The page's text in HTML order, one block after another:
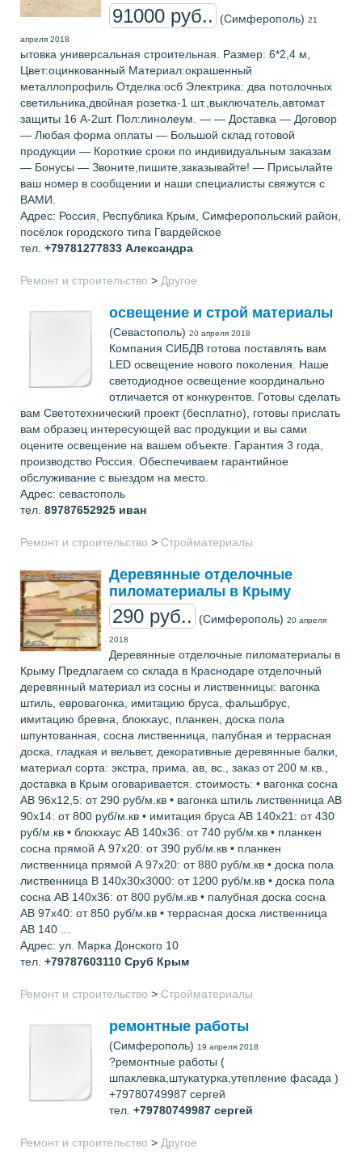
91000 руб.. (Симферополь) 21
апреля 2018
ытовка универсальная строительная. Размер: 6*2,4 м,
Цвет:оцинкованный Материал:окрашенный
металлопрофиль Отделка:осб Электрика: два потолочных
светильника,двойная розетка-1 шт.,выключатель,автомат
защиты 16 А-2шт. Пол:линолеум. — — Доставка — Договор
— Любая форма оплаты — Большой склад готовой
продукции — Короткие сроки по индивидуальным заказам
— Бонусы — Звоните,пишите,заказывайте! — Присылайте
ваш номер в сообщении и наши специалисты свяжутся с
ВАМИ.
Адрес: Россия, Республика Крым, Симферопольский район,
посёлок городского типа Гвардейское
тел. +79781277833 Александра
Ремонт и строительство > Другое
освещение и строй материалы
(Севастополь) 20 апреля 2018
Компания СИБДВ готова поставлять вам
LED освещение нового поколения. Наше
светодиодное освещение координально
отличается от конкурентов. Готовы сделать
вам Светотехнический проект (бесплатно), готовы прислать
вам образец интересующей вас продукции и вы сами
оцените освещение на вашем объекте. Гарантия 3 года,
производство Россия. Обеспечиваем гарантийное
обслуживание с выездом на место.
Адрес: севастополь
тел. 89787652925 иван
Ремонт и строительство > Стройматериалы
Деревянные отделочные
пиломатериалы в Крыму
290 руб.. (Симферополь) 20 апреля
2018
Деревянные отделочные пиломатериалы в
Крыму Предлагаем со склада в Краснодаре отделочный
деревянный материал из сосны и лиственницы: вагонка
штиль, евровагонка, имитацию бруса, фальшбрус,
имитацию бревна, блокхаус, планкен, доска пола
шпунтованная, сосна лиственница, палубная и террасная
доска, гладкая и вельвет, декоративные деревянные балки,
материал сорта: экстра, прима, ав, вс., заказ от 200 м.кв.,
доставка в Крым оговаривается. стоимость: • вагонка сосна
АВ 96х12,5: от 290 руб/м.кв • вагонка штиль лиственница АВ
90х14: от 800 руб/м.кв • имитация бруса АВ 140х21: от 430
руб/м.кв • блокхаус АВ 140х36: от 740 руб/м.кв • планкен
сосна прямой А 97х20: от 390 руб/м.кв • планкен
лиственница прямой А 97х20: от 880 руб/м.кв • доска пола
лиственница В 140х30х3000: от 1200 руб/м.кв • доска пола
сосна АВ 140х36: от 800 руб/м.кв • палубная доска сосна
АВ 97х40: от 850 руб/м.кв • террасная доска лиственница
АВ 140 ...
Адрес: ул. Марка Донского 10
тел. +79787603110 Сруб Крым
Ремонт и строительство > Стройматериалы
ремонтные работы
(Симферополь) 19 апреля 2018
?ремонтные работы (
шпаклевка,штукатурка,утепление фасада )
+79780749987 сергей
тел. +79780749987 сергей
Ремонт и строительство > Другое